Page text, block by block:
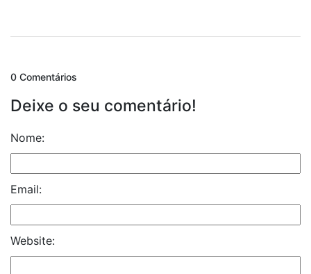
0 Comentários
Deixe o seu comentário!
Nome:
Email:
Website: